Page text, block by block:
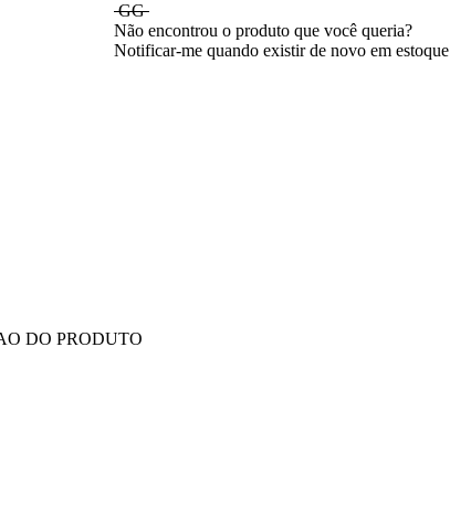
GG
Não encontrou o produto que você queria?
Notificar-me quando existir de novo em estoque
DO PRODUTO